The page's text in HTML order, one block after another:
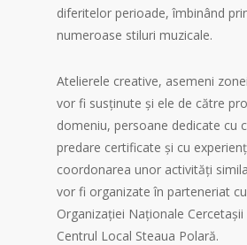
diferitelor perioade, îmbinând
numeroase stiluri muzicale.
Atelierele creative, asemeni
vor fi susținute și ele de către
domeniu, persoane dedicate cu
predare certificate și cu
coordonarea unor activități
vor fi organizate în parteneriat
Organizației Naționale Cercetașii
Centrul Local Steaua Polară.